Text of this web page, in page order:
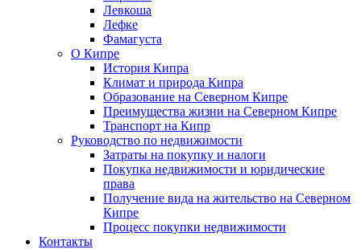
Левкоша
Лефке
Фамагуста
О Кипре
История Кипра
Климат и природа Кипра
Образование на Северном Кипре
Преимущества жизни на Северном Кипре
Транспорт на Кипр
Руководство по недвижимости
Затраты на покупку и налоги
Покупка недвижимости и юридические
права
Получение вида на жительство на Северном
Кипре
Процесс покупки недвижимости
Контакты